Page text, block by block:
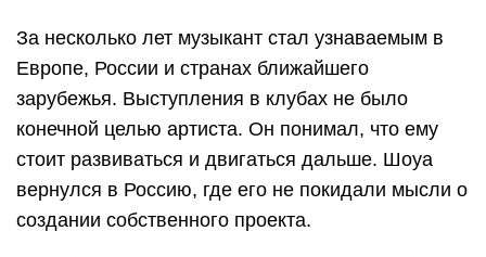
За несколько лет музыкант стал узнаваемым в
Европе, России и странах ближайшего
зарубежья. Выступления в клубах не было
конечной целью артиста. Он понимал, что ему
стоит развиваться и двигаться дальше. Шоуа
вернулся в Россию, где его не покидали мысли о
создании собственного проекта.